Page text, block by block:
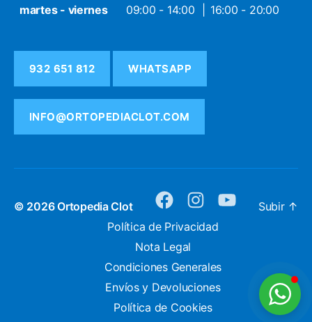
martes - viernes
09:00 - 14:00 16:00 - 20:00
932 651 812 WHATSAPP
INFO@ORTOPEDIACLOT.COM
© 2026Ortopedia Clot facebookinstagramyoutubeSubir ↑
Política de Privacidad
Nota Legal
Condiciones Generales
Envíos y Devoluciones
Política de Cookies